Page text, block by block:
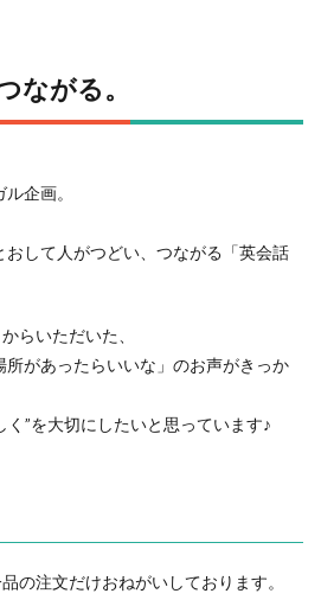
ながる。
企画。
して人がつどい、つながる「英会話
らいただいた、
所があったらいいな」のお声がきっか
く”を大切にしたいと思っています♪
の注文だけおねがいしております。